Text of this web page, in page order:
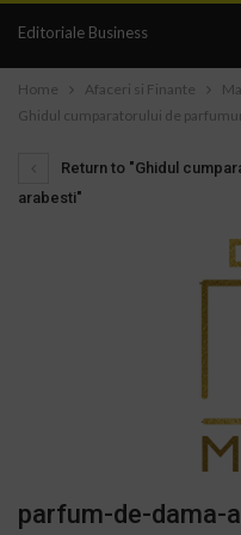
Editoriale Business
Home Afaceri si Finante
Ghidul cumparatorului de
Return to "Ghidul
arabesti"
parfum-de-dama-